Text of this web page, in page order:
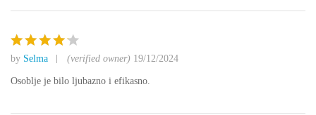
Ocjenjen
o4od 5
by Selma (verified owner) 19/12/2024
Osoblje je bilo ljubazno i efikasno.